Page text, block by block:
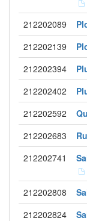
212202089
212202139
212202394
212202402
212202592
212202683
212202741
212202808
212202824